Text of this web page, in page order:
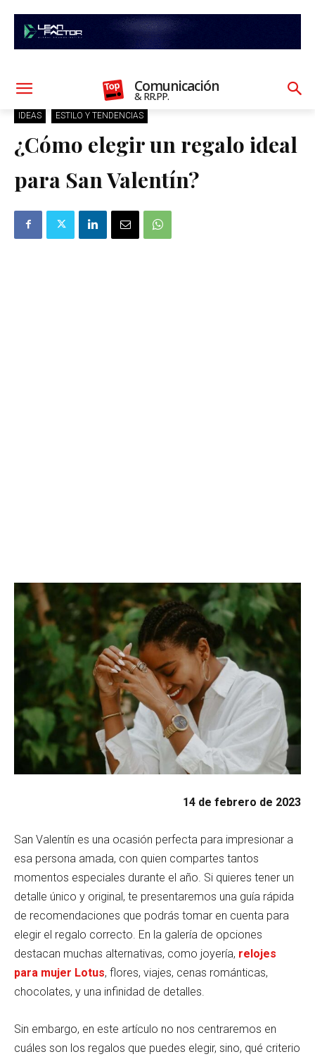
Comunicación
& RR.PP.
IDEAS ESTILO Y TENDENCIAS
¿Cómo elegir un regalo ideal
para San Valentín?
14 de febrero de 2023
San Valentín es una ocasión perfecta para impresionar a
esa persona amada, con quien compartes tantos
momentos especiales durante el año. Si quieres tener un
detalle único y original, te presentaremos una guía rápida
de recomendaciones que podrás tomar en cuenta para
elegir el regalo correcto. En la galería de opciones
destacan muchas alternativas, como joyería, relojes
para mujer Lotus, flores, viajes, cenas románticas,
chocolates, y una infinidad de detalles.
Sin embargo, en este artículo no nos centraremos en
cuáles son los regalos que puedes elegir, sino, qué criterio